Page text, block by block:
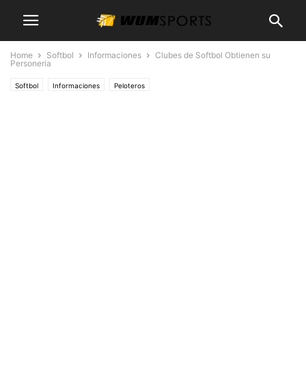
Home Softbol Informaciones
Clubes de Softbol Obtienen su
Personeria
Softbol Informaciones Peloteros